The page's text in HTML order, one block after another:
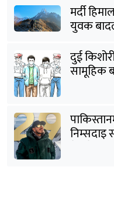
मर्दी
युवक
दुई
सामूहिक
निम्सदाइ